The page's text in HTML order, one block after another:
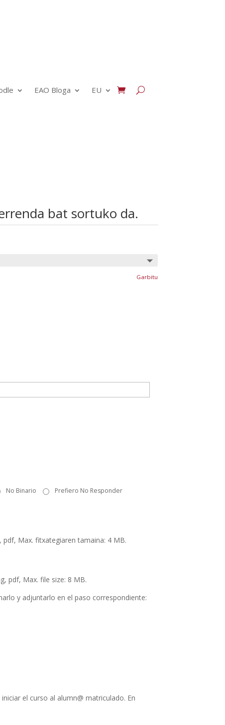
EAO Bloga EU
bat sortuko da.
Garbitu
No Binario Prefiero No Responder
Max. fitxategiaren tamaina: 4 MB.
pdf, Max. file size: 8 MB.
y adjuntarlo en el paso correspondiente:
el curso al alumn@ matriculado. En